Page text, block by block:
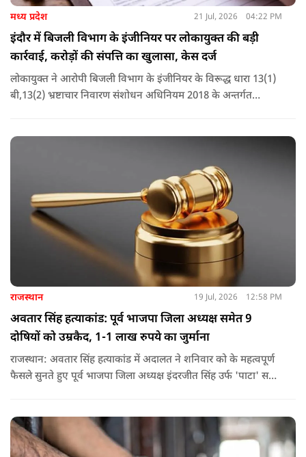
मध्य प्रदेश 21 Jul, 2026 04:22 PM
इंदौर में बिजली विभाग के इंजीनियर पर लोकायुक्त की बड़ी
कार्रवाई, करोड़ों की संपत्ति का खुलासा, केस दर्ज
लोकायुक्त ने आरोपी बिजली विभाग के इंजीनियर के विरूद्ध धारा 13(1)
बी,13(2) भ्रष्टाचार निवारण संशोधन अधिनियम 2018 के अन्तर्गत
राजस्थान 19 Jul, 2026 12:58 PM
अवतार सिंह हत्याकांड: पूर्व भाजपा जिला अध्यक्ष समेत 9
दोषियों को उम्रकैद, 1-1 लाख रुपये का जुर्माना
राजस्थान: अवतार सिंह हत्याकांड में अदालत ने शनिवार को के महत्वपूर्ण
फैसले सुनते हुए पूर्व भाजपा जिला अध्यक्ष इंदरजीत सिंह उर्फ ​​'पाटा' समेत